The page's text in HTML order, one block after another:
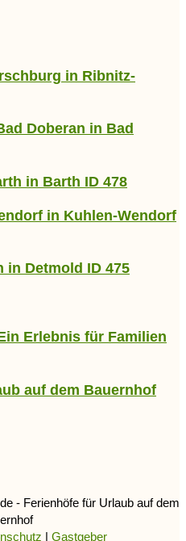
in Ribnitz-
Doberan in Bad
in Barth ID 478
in Kuhlen-Wendorf
in Detmold ID 475
Erlebnis für Familien
auf dem Bauernhof
- Ferienhöfe für Urlaub auf dem
| Gastgeber